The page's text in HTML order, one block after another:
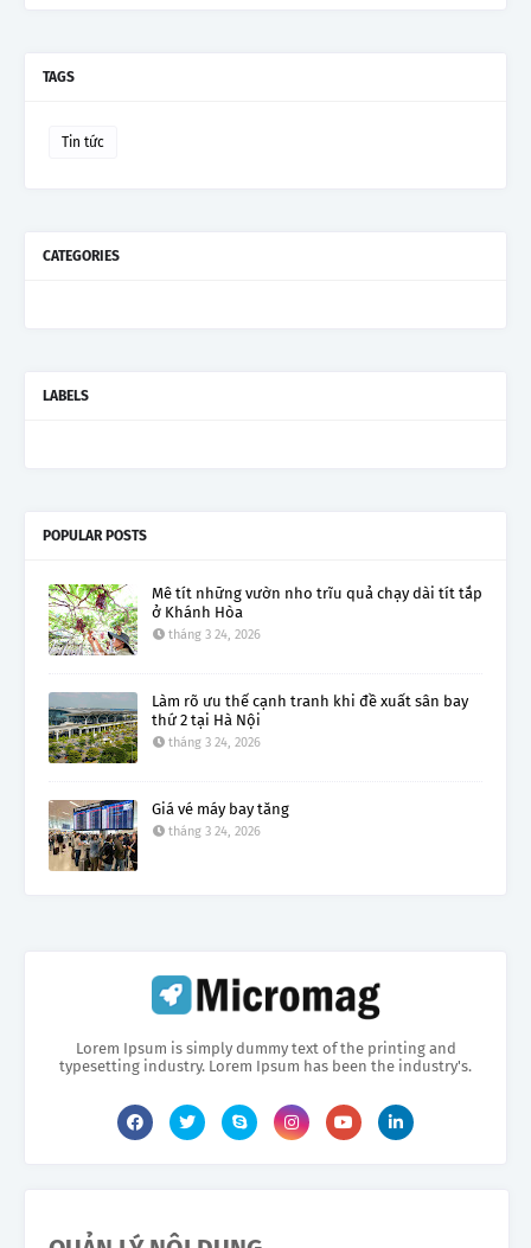
TAGS
Tin tức
CATEGORIES
LABELS
POPULAR POSTS
Mê tít những vườn nho trĩu quả chạy dài tít tắp
ở Khánh Hòa
tháng 3 24, 2026
Làm rõ ưu thế cạnh tranh khi đề xuất sân bay
thứ 2 tại Hà Nội
tháng 3 24, 2026
Giá vé máy bay tăng
tháng 3 24, 2026
Lorem Ipsum is simply dummy text of the printing and
typesetting industry. Lorem Ipsum has been the industry's.